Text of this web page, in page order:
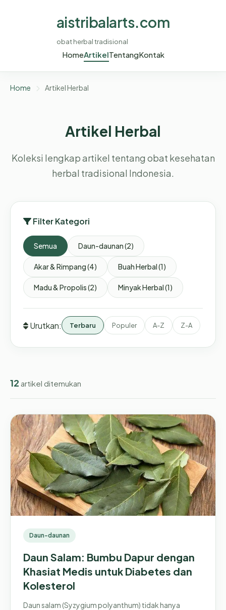
aistribalarts.com
obat herbal tradisional
HomeArtikelTentangKontak
Home Artikel Herbal
Artikel Herbal
Koleksi lengkap artikel tentang obat kesehatan
herbal tradisional Indonesia.
Filter Kategori
Semua Daun-daunan (2)
Akar & Rimpang (4) Buah Herbal (1)
Madu & Propolis (2) Minyak Herbal (1)
Urutkan: Terbaru Populer A-Z Z-A
12 artikel ditemukan
Daun-daunan
Daun Salam: Bumbu Dapur dengan
Khasiat Medis untuk Diabetes dan
Kolesterol
Daun salam (Syzygium polyanthum) tidak hanya